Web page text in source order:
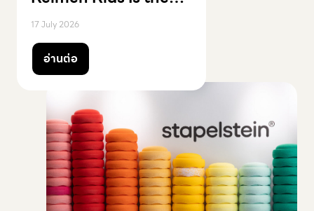
อ่านต่อ
อ่านต่อ
Official Distributor
17 July 2026
อ่านต่อ
อ่านต่อ
อ่านต่อ
อ่านต่อ
อ่านต่อ